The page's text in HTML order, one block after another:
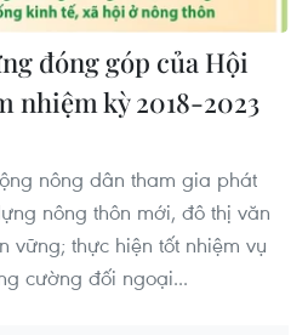
đóng góp của Hội
nhiệm kỳ 2018-2023
nông dân tham gia phát
nông thôn mới, đô thị văn
vững; thực hiện tốt nhiệm vụ
cường đối ngoại...